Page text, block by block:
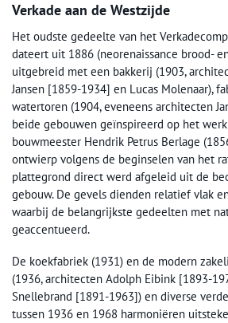
Verkade aan de Westzijde
Het oudste gedeelte van het
dateert uit 1886 (neorenaissance brood-
uitgebreid met een bakkerij (1903,
Jansen [1859-1934] en Lucas Molenaar),
watertoren (1904, eveneens architecten
beide gebouwen geïnspireerd op het
bouwmeester Hendrik Petrus Berlage
ontwierp volgens de beginselen van het
plattegrond direct werd afgeleid uit de
gebouw. De gevels dienden relatief vlak
waarbij de belangrijkste gedeelten met
geaccentueerd.
De koekfabriek (1931) en de modern
(1936, architecten Adolph Eibink [1893-
Snellebrand [1891-1963]) en diverse
tussen 1936 en 1968 harmoniëren